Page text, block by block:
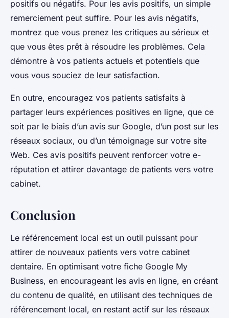
positifs ou négatifs. Pour les avis positifs, un simple
remerciement peut suffire. Pour les avis négatifs,
montrez que vous prenez les critiques au sérieux et
que vous êtes prêt à résoudre les problèmes. Cela
démontre à vos patients actuels et potentiels que
vous vous souciez de leur satisfaction.
En outre, encouragez vos patients satisfaits à
partager leurs expériences positives en ligne, que ce
soit par le biais d’un avis sur Google, d’un post sur les
réseaux sociaux, ou d’un témoignage sur votre site
Web. Ces avis positifs peuvent renforcer votre e-
réputation et attirer davantage de patients vers votre
cabinet.
Conclusion
Le référencement local est un outil puissant pour
attirer de nouveaux patients vers votre cabinet
dentaire. En optimisant votre fiche Google My
Business, en encourageant les avis en ligne, en créant
du contenu de qualité, en utilisant des techniques de
référencement local, en restant actif sur les réseaux